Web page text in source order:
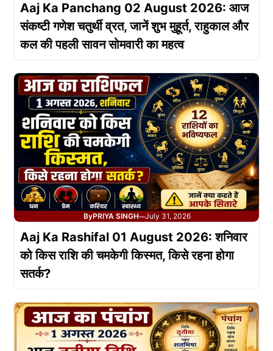
Aaj Ka Panchang 02 August 2026: आज
संकष्टी गणेश चतुर्थी व्रत, जानें शुभ मुहूर्त, राहुकाल और
कल की पहली सावन सोमवारी का महत्व
ByPRIYA SINGH—July 31, 2026
Aaj Ka Rashifal 01 August 2026: शनिवार
को किस राशि की चमकेगी किस्मत, किसे रहना होगा
सतर्क?